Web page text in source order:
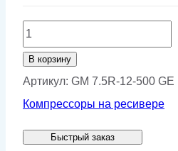
Количество
товара
Винтовой
компрессор
GM
В корзину
Артикул: GM 7.5R-12-500 GE
Компрессоры на ресивере
Быстрый заказ